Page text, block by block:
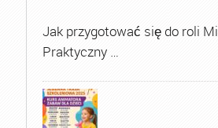
Jak przygotować się do roli
Praktyczny …